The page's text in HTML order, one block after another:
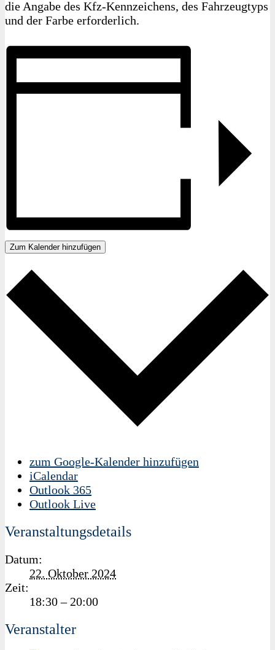
die Angabe des Kfz-Kennzeichens, des Fahrzeugtyps
und der Farbe erforderlich.
Zum Kalender hinzufügen
zum Google-Kalender hinzufügen
iCalendar
Outlook 365
Outlook Live
Veranstaltungsdetails
Datum:
22. Oktober 2024
Zeit:
18:30 – 20:00
Veranstalter